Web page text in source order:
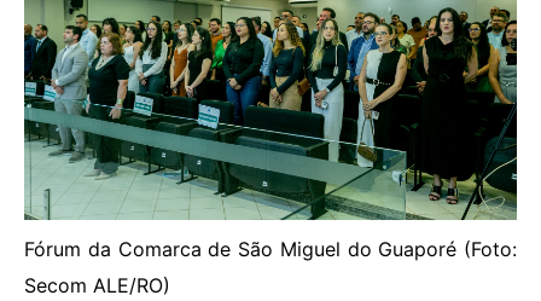
Fórum da Comarca de São Miguel do Guaporé (Foto:
Secom ALE/RO)